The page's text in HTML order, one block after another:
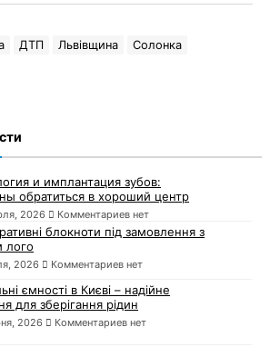
ДТП Львівщина Солонка
и имплантация зубов:
обратиться в хороший центр
2026 Комментариев нет
блокноти під замовлення з
лого
2026 Комментариев нет
ємності в Києві – надійне
для зберігання рідин
2026 Комментариев нет